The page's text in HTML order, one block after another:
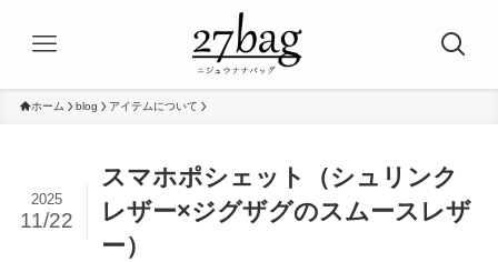
ホーム blog アイテムについて
スマホポシェット（シュリンク
レザー×ジグザグのスムースレザ
ー）
2025
11/22